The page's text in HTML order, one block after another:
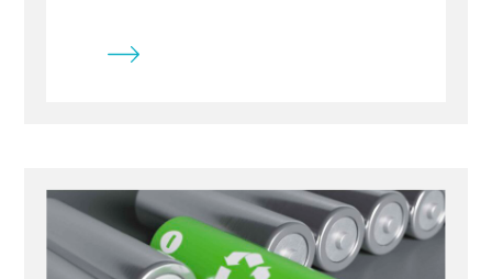
長。資本支出增加的主因在於天然氣
一。